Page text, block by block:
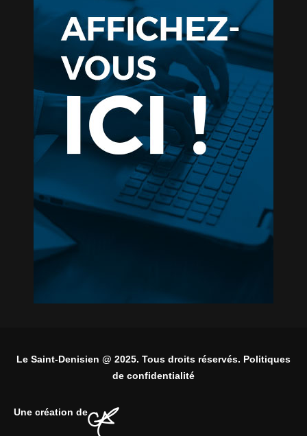
Le Saint-Denisien @ 2025. Tous droits réservés. Politiques
de confidentialité
Une création de